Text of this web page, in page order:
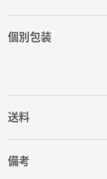
個別包装
送料
備考